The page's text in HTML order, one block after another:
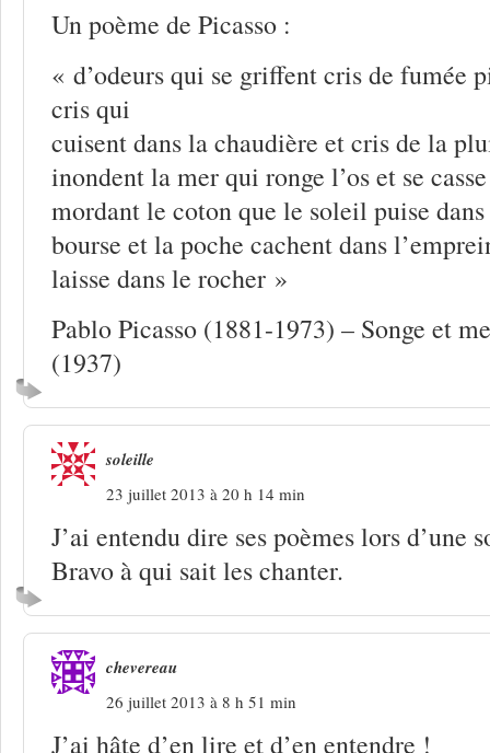
Un poème de Picasso :
« d’odeurs qui se griffent cris de fumée
cris qui
cuisent dans la chaudière et cris de la
inondent la mer qui ronge l’os et se
mordant le coton que le soleil puise
bourse et la poche cachent dans
laisse dans le rocher »
Pablo Picasso (1881-1973) – Songe et
(1937)
soleille
23 juillet 2013 à 20 h 14 min
J’ai entendu dire ses poèmes lors d’une
Bravo à qui sait les chanter.
chevereau
26 juillet 2013 à 8 h 51 min
J’ai hâte d’en lire et d’en entendre !